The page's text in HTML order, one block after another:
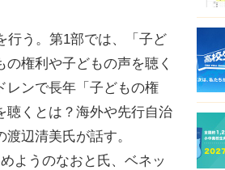
う。第1部では、「子ど
権利や子どもの声を聴く
レンで長年「子どもの権
聴くとは？海外や先行自治
辺清美氏が話す。
ようのなおと氏、ベネッ